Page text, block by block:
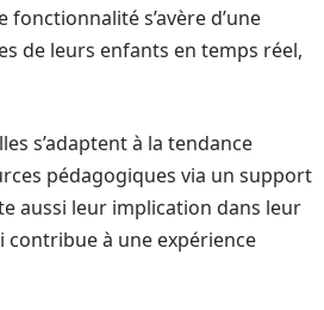
s’avère d’une
de leurs enfants en temps réel,
s’adaptent à la tendance
pédagogiques via un support
aussi leur implication dans leur
contribue à une expérience